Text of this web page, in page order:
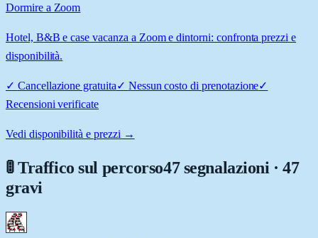
Dormire a Zoom
Hotel, B&B e case vacanza a Zoom e dintorni: confronta prezzi e
disponibilità.
✓ Cancellazione gratuita✓ Nessun costo di prenotazione✓
Recensioni verificate
Vedi disponibilità e prezzi →
🚦 Traffico sul percorso47 segnalazioni · 47
gravi